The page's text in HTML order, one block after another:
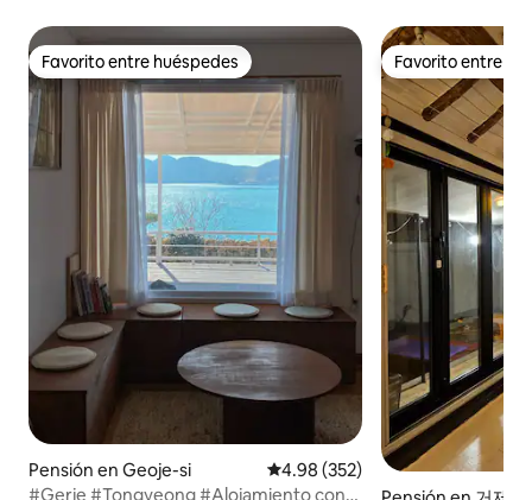
Favorito entre huéspedes
Favorito entre huéspedes
Pensión en Geoje-si Calificación promedio: 4.98 de
4.98 (352)
#Gerje #Tongyeong #Alojamiento con
Favorito entre
Favorito entre